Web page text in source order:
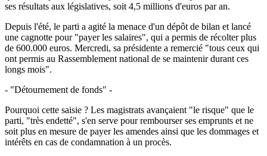
ses résultats aux législatives, soit 4,5 millions d'euros par an.
Depuis l'été, le parti a agité la menace d'un dépôt de bilan et lancé
une cagnotte pour "payer les salaires", qui a permis de récolter plus
de 600.000 euros. Mercredi, sa présidente a remercié "tous ceux qui
ont permis au Rassemblement national de se maintenir durant ces
longs mois".
- "Détournement de fonds" -
Pourquoi cette saisie ? Les magistrats avançaient "le risque" que le
parti, "très endetté", s'en serve pour rembourser ses emprunts et ne
soit plus en mesure de payer les amendes ainsi que les dommages et
intérêts en cas de condamnation à un procès.